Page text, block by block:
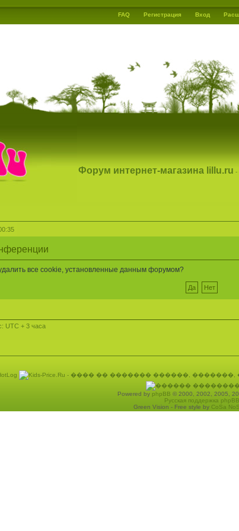
FAQ Регистрация Вход
Форум интернет-магазина lillu.ru -
все cookie, установленные данным форумом?
UTC + 3 часа
Powered by phpBB © 2000, 2002, 2005,
Русская поддержка phpBB
Green Vision - Free style by CoSa